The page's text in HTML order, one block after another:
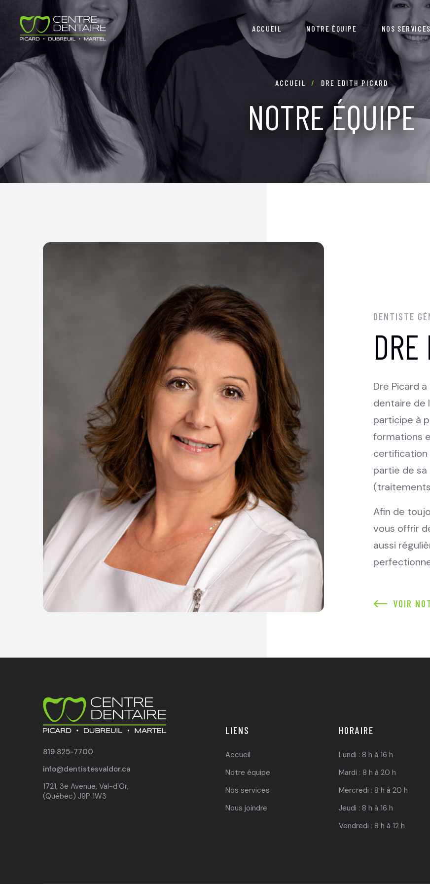
ACCUEIL NOTRE ÉQUIPE NOS
ACCUEIL DRE EDITH PICARD
NOTRE ÉQUIPE
DENTISTE
Dre Picard
dentaire de
participe à
formations
certification
partie de
Afin de
vous offrir
aussi
VOIR
819 825-7700
info@dentistesvaldor.ca
1721, 3e Avenue, Val-d'Or,
(Québec) J9P 1W3
LIENS
Accueil
Notre équipe
Nos services
Nous joindre
HORAIRE
Lundi : 8 h à 16 h
Mardi : 8 h à 20 h
Mercredi : 8 h à 20 h
Jeudi : 8 h à 16 h
Vendredi : 8 h à 12 h